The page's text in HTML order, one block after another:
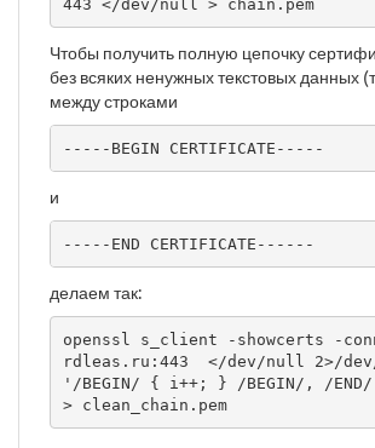
443 </dev/null > chain.pem
Чтобы получить полную цепочку
без всяких ненужных текстовых данных
между строками
-----BEGIN CERTIFICATE-----
и
-----END CERTIFICATE------
делаем так:
openssl s_client -showcerts -
rdleas.ru:443  </dev/null 2>/
'/BEGIN/ { i++; } /BEGIN/, /
> clean_chain.pem